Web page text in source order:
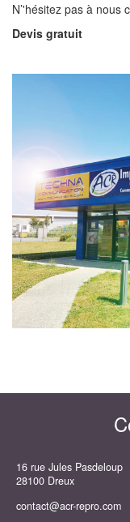
N’'hésitez pas à nous
Devis gratuit
16 rue Jules Pasdeloup
28100 Dreux
contact@acr-repro.com